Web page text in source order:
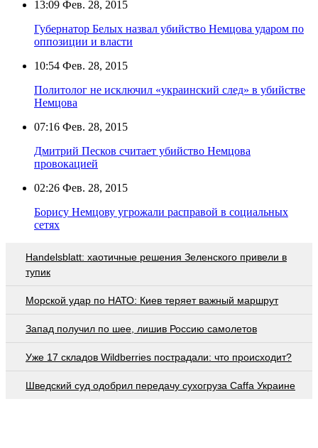
13:09 Фев. 28, 2015
Губернатор Белых назвал убийство Немцова ударом по
оппозиции и власти
10:54 Фев. 28, 2015
Политолог не исключил «украинский след» в убийстве
Немцова
07:16 Фев. 28, 2015
Дмитрий Песков считает убийство Немцова
провокацией
02:26 Фев. 28, 2015
Борису Немцову угрожали расправой в социальных
сетях
Handelsblatt: хаотичные решения Зеленского привели в
тупик
Морской удар по НАТО: Киев теряет важный маршрут
Запад получил по шее, лишив Россию самолетов
Уже 17 складов Wildberries пострадали: что происходит?
Шведский суд одобрил передачу сухогруза Caffa Украине